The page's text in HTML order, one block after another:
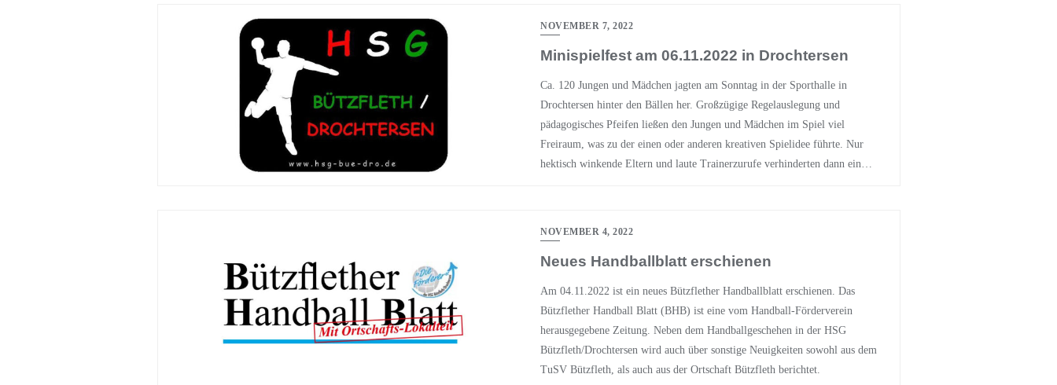
NOVEMBER 7, 2022
Minispielfest am 06.11.2022 in Drochtersen
Ca. 120 Jungen und Mädchen jagten am Sonntag in der Sporthalle in
Drochtersen hinter den Bällen her. Großzügige Regelauslegung und
pädagogisches Pfeifen ließen den Jungen und Mädchen im Spiel viel
Freiraum, was zu der einen oder anderen kreativen Spielidee führte. Nur
hektisch winkende Eltern und laute Trainerzurufe verhinderten dann ein…
NOVEMBER 4, 2022
Neues Handballblatt erschienen
Am 04.11.2022 ist ein neues Bützflether Handballblatt erschienen. Das
Bützflether Handball Blatt (BHB) ist eine vom Handball-Förderverein
herausgegebene Zeitung. Neben dem Handballgeschehen in der HSG
Bützfleth/Drochtersen wird auch über sonstige Neuigkeiten sowohl aus dem
TuSV Bützfleth, als auch aus der Ortschaft Bützfleth berichtet.